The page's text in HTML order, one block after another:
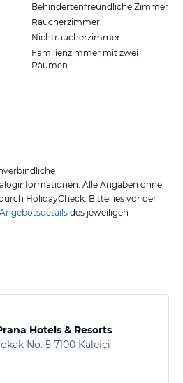
Behindertenfreundliche Zimmer
Raucherzimmer
Nichtraucherzimmer
Familienzimmer mit zwei
Räumen
Alle Angaben ohne
HolidayCheck. Bitte lies vor der
Angebotsdetails des jeweiligen
Hotels & Resorts
No. 5 7100 Kaleiçi